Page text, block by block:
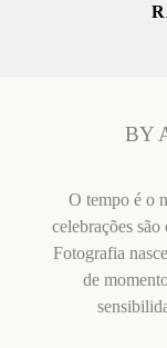
BY
O tempo é o
celebrações
Fotografia
de